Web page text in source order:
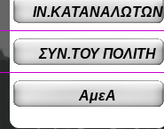
ΙΝ.ΚΑΤΑΝΑΛΩΤΩΝ
ΣΥΝ.ΤΟΥ ΠΟΛΙΤΗ
ΑμεΑ